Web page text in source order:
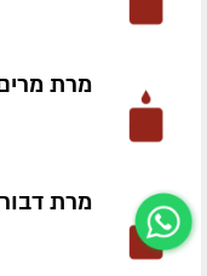
מרת
מרת